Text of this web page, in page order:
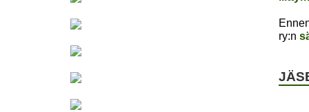
ry:n